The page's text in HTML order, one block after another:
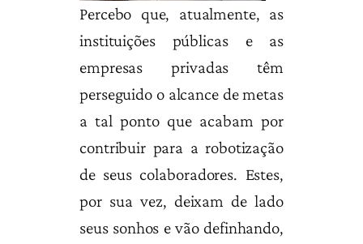
Percebo que, atualmente, as
instituições públicas e as
empresas privadas têm
perseguido o alcance de metas
a tal ponto que acabam por
contribuir para a robotização
de seus colaboradores. Estes,
por sua vez, deixam de lado
seus sonhos e vão definhando,